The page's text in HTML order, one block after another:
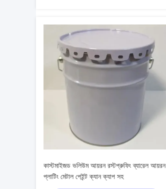
কাস্টমাইজড ভলিউম আয়রন রস্টপ্রুফিং ব্যারেল আয়রন
প্লাটিং মেটাল পেইন্ট ক্যান ক্যাপ সহ